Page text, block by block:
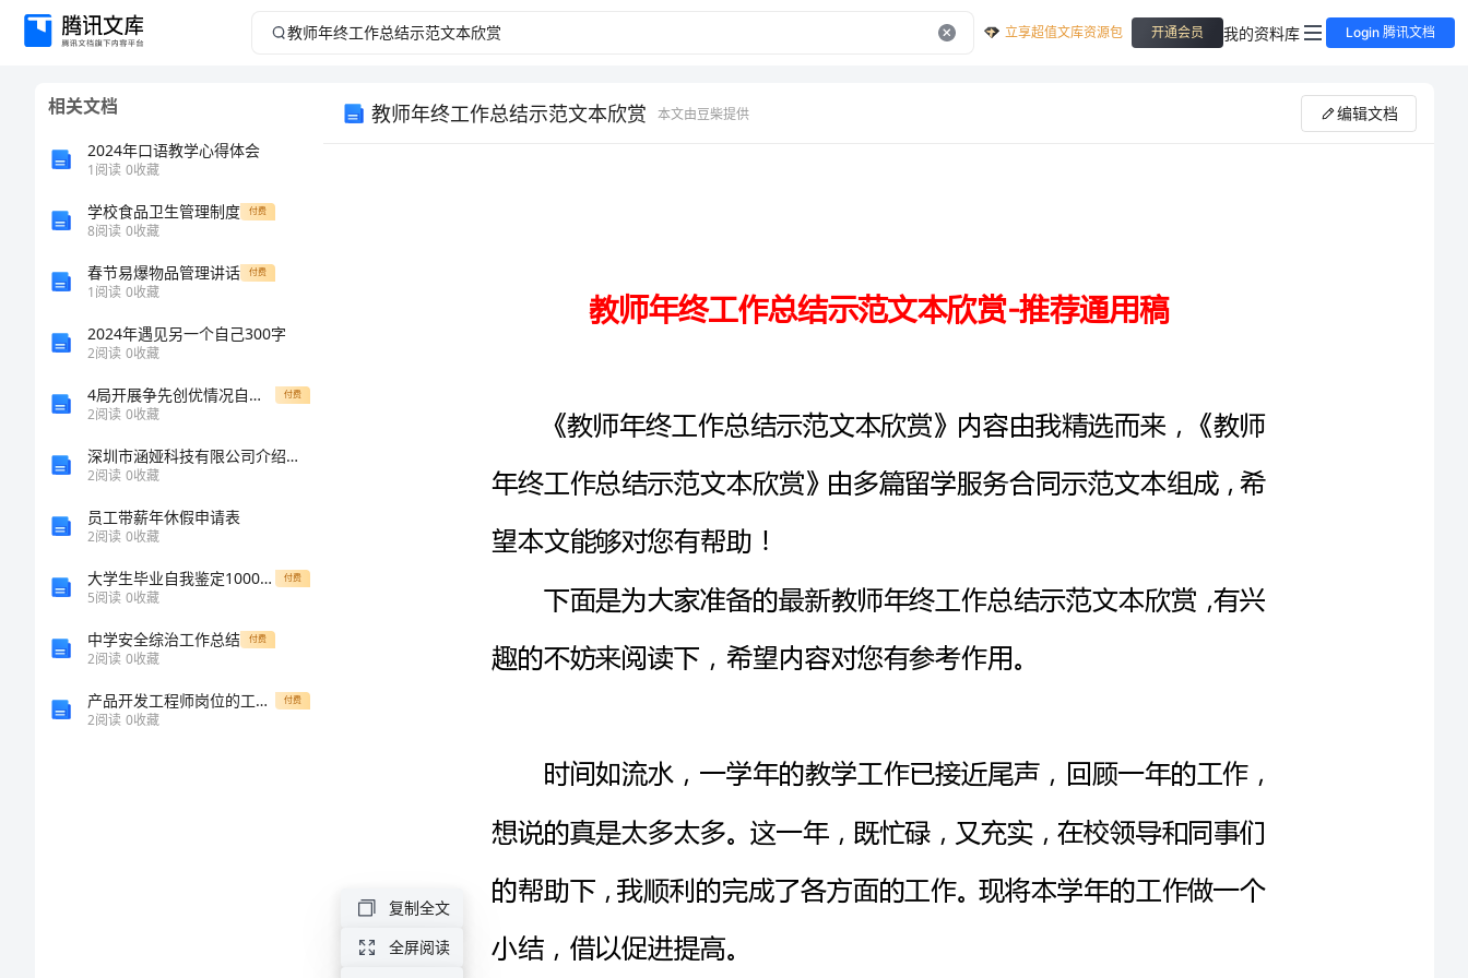
教
立享超值文库资源包 开通会员 我的资料库 Login 腾讯文档
相关文档
2024年口语教学心得体会
1阅读 0收藏
学校食品卫生管理制度 付费
8阅读 0收藏
春节易爆物品管理讲话 付费
1阅读 0收藏
2024年遇见另一个自己300字
2阅读 0收藏
4局开展争先创优情况自查报告 付费
2阅读 0收藏
深圳市涵娅科技有限公司介绍企业发展分析报告
2阅读 0收藏
员工带薪年休假申请表
2阅读 0收藏
大学生毕业自我鉴定1000字【精选】 付费
5阅读 0收藏
中学安全综治工作总结 付费
2阅读 0收藏
产品开发工程师岗位的工作职责 付费
2阅读 0收藏
教师年终工作总结示范文本欣赏 本文由豆柴提供 编辑文档
《教师年终工作总结示范文本欣赏》内容由我精选而来，《教师
望本文能够对您有帮助！
下面是为大家准备的最新教师年终工作总结示范文本欣赏，有兴
时间如流水，一学年的教学工作已接近尾声，回顾一年的工作，
想说的真是太多太多。这一年，既忙碌，又充实，在校领导和同事们
一、思想工作方面
复制全文
全屏阅读